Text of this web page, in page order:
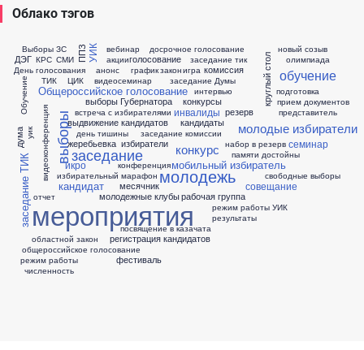
Облако тэгов
Выборы ЗС
ДЭГ
День голосования
КРС
Обучение Общероссийское голосование
ППЗ
СМИ
ТИК
УИК
ЦИК
акции
анонс
вебинар
видеоконференция
видеосеминар
встреча с избирателями
выборы
выборы Губернатора
выдвижение кандидатов
голосование
график
день тишины
досрочное голосование
дума жеребьевка
закон
заседание
заседание Думы
заседание ТИК
заседание комиссии
заседание тик
игра
избиратели
избирательный марафон
икро
инвалиды
интервью
кандидат
кандидаты
комиссия
конкурс
конкурсы
конференция
круглый стол
мероприятия
месячник
мобильный избиратель
молодежные клубы
молодежь
молодые избиратели
набор в резерв
новый созыв
областной закон
обучение
общероссийское голосование
олимпиада
отчет
памяти достойны
подготовка
посвящение в казачата
представитель
прием документов
рабочая группа
регистрация кандидатов
режим работы
режим работы УИК
резерв
результаты
свободные выборы
семинар
совещание
уик
фестиваль
численность